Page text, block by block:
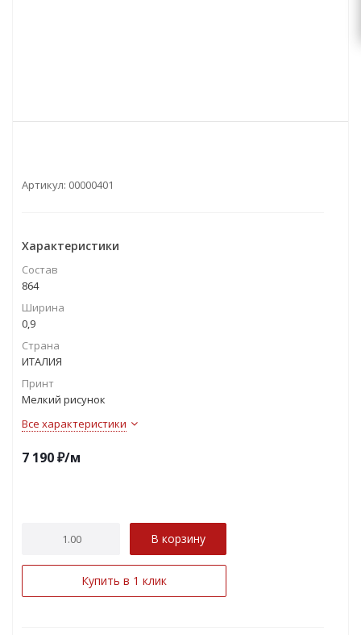
Артикул: 00000401
Характеристики
Состав
864
Ширина
0,9
Страна
ИТАЛИЯ
Принт
Мелкий рисунок
Все характеристики
7 190₽/м
В корзину
Купить в 1 клик